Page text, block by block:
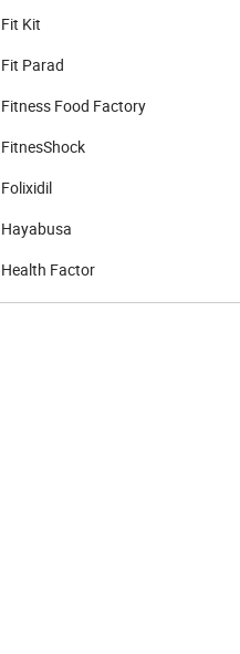
Fit Kit
Fit Parad
Fitness Food Factory
FitnesShock
Folixidil
Hayabusa
Health Factor
Hell Labs